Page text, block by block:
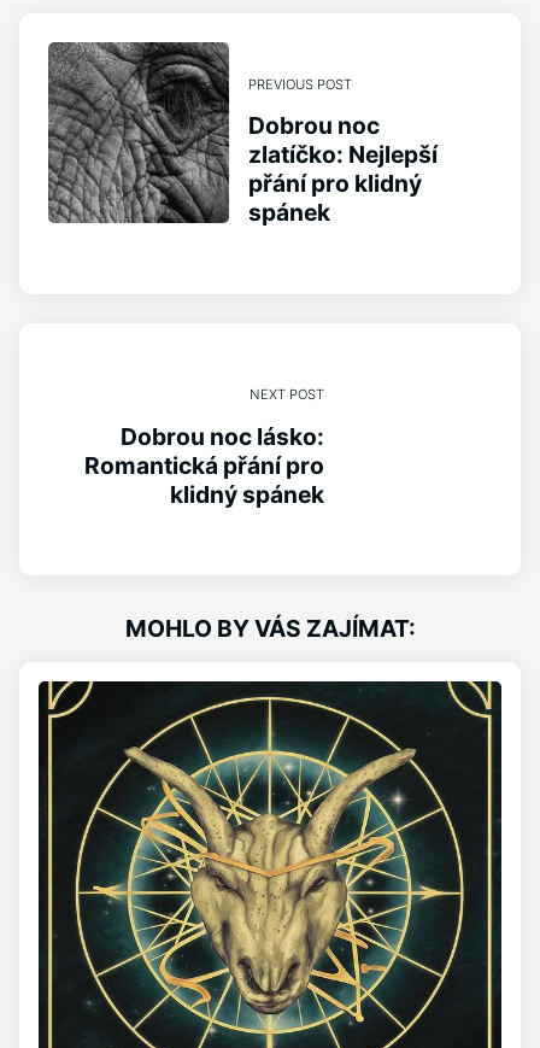
PREVIOUS POST
Dobrou noc
zlatíčko: Nejlepší
přání pro klidný
spánek
NEXT POST
Dobrou noc lásko:
Romantická přání pro
klidný spánek
MOHLO BY VÁS ZAJÍMAT: